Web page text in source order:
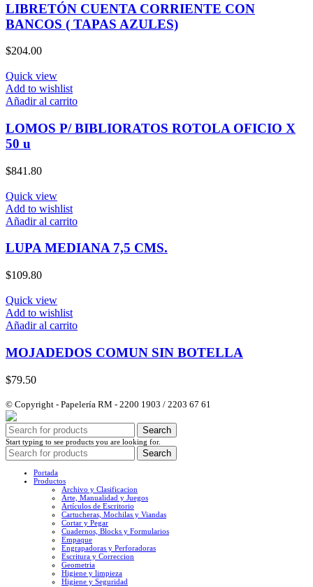
LIBRETÓN CUENTA CORRIENTE CON
BANCOS ( TAPAS AZULES)
$204.00
Quick view
Add to wishlist
Añadir al carrito
LOMOS P/ BIBLIORATOS ROTOLA OFICIO X
50 u
$841.80
Quick view
Add to wishlist
Añadir al carrito
LUPA MEDIANA 7,5 CMS.
$109.80
Quick view
Add to wishlist
Añadir al carrito
MOJADEDOS COMUN SIN BOTELLA
$79.50
© Copyright - Papelería RM - 2200 1903 / 2203 67 61
Search
Start typing to see products you are looking for.
Search
Portada
Productos
Archivo y Clasificacion
Arte, Manualidad y Juegos
Artículos de Escritorio
Cartucheras, Mochilas y Viandas
Cortar y Pegar
Cuadernos, Blocks y Formularios
Empaque
Engrapadoras y Perforadoras
Escritura y Correccion
Geometria
Higiene y limpieza
Higiene y Seguridad